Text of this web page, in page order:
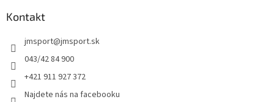
Kontakt
jmsport@jmsport.sk
043/42 84 900
+421 911 927 372
Najdete nás na facebooku